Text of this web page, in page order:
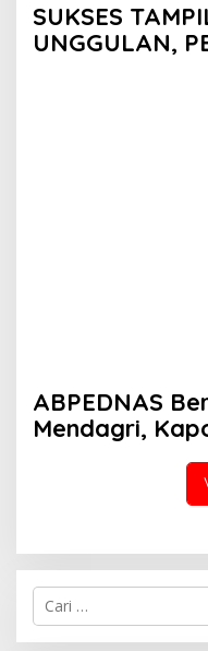
SUKSES
UNGGULAN,
ABPEDNAS
Mendagri,
Perkuat
Cari
untuk: